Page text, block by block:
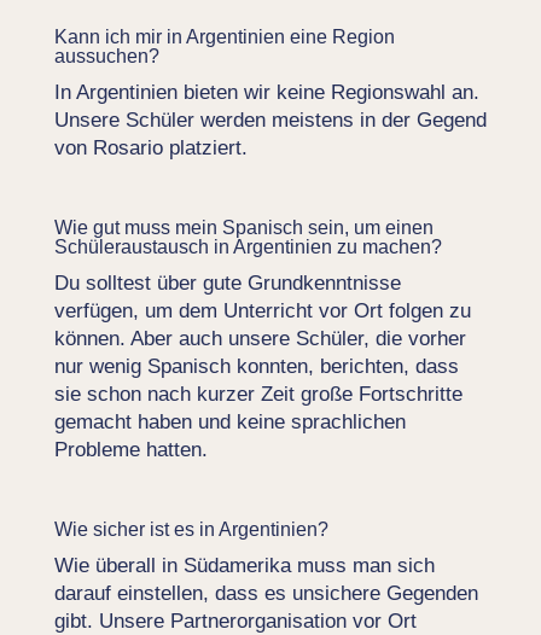
Kann ich mir in Argentinien eine Region
aussuchen?
In Argentinien bieten wir keine Regionswahl an.
Unsere Schüler werden meistens in der Gegend
von Rosario platziert.
Wie gut muss mein Spanisch sein, um einen
Schüleraustausch in Argentinien zu machen?
Du solltest über gute Grundkenntnisse
verfügen, um dem Unterricht vor Ort folgen zu
können. Aber auch unsere Schüler, die vorher
nur wenig Spanisch konnten, berichten, dass
sie schon nach kurzer Zeit große Fortschritte
gemacht haben und keine sprachlichen
Probleme hatten.
Wie sicher ist es in Argentinien?
Wie überall in Südamerika muss man sich
darauf einstellen, dass es unsichere Gegenden
gibt. Unsere Partnerorganisation vor Ort